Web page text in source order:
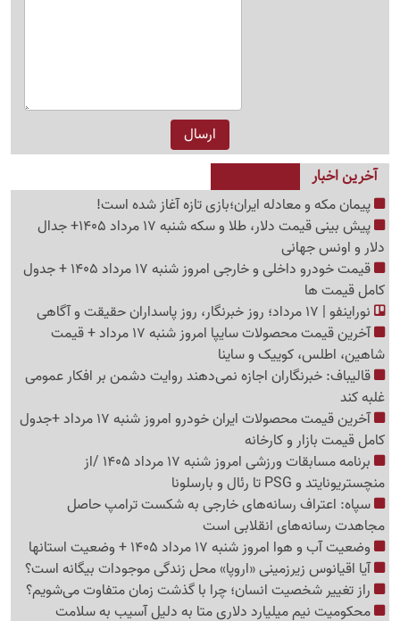
آخرین اخبار
پیمان مکه و معادله ایران؛بازی تازه آغاز شده است!
پیش ‌بینی قیمت دلار، طلا و سکه شنبه 17 مرداد 1405+ جدال
دلار و اونس جهانی
قیمت خودرو داخلی و خارجی امروز شنبه 17 مرداد 1405 + جدول
کامل قیمت ها
نوراینفو | 17 مرداد؛ روز خبرنگار، روز پاسداران حقیقت و آگاهی
آخرین قیمت محصولات سایپا امروز شنبه 17 مرداد + قیمت
شاهین، اطلس، کوییک و ساینا
قالیباف: خبرنگاران اجازه نمی‌دهند روایت دشمن بر افکار عمومی
غلبه کند
آخرین قیمت محصولات ایران خودرو امروز شنبه 17 مرداد +جدول
کامل قیمت بازار و کارخانه
برنامه مسابقات ورزشی امروز شنبه 17 مرداد 1405 /از
منچستریونایتد و PSG تا رئال و بارسلونا
سپاه: اعتراف رسانه‌های خارجی به شکست ترامپ حاصل
مجاهدت رسانه‌های انقلابی است
وضعیت آب و هوا امروز شنبه 17 مرداد 1405 + وضعیت استانها
آیا اقیانوس زیرزمینی «اروپا» محل زندگی موجودات بیگانه است؟
راز تغییر شخصیت انسان؛ چرا با گذشت زمان متفاوت می‌شویم؟
محکومیت نیم میلیارد دلاری متا به دلیل آسیب به سلامت